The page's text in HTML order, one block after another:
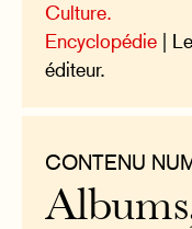
Culture.
Encyclopédie |
éditeur.
CONTENU